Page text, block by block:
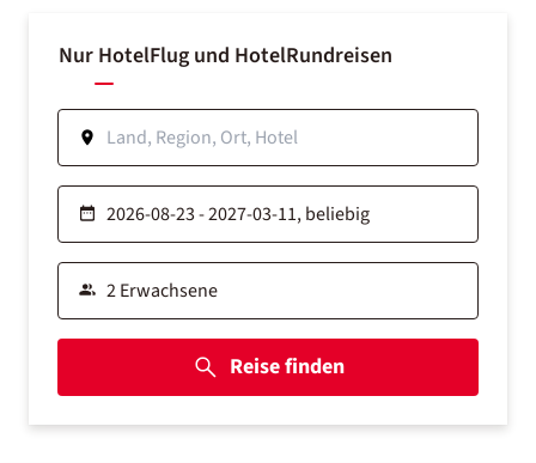
Nur HotelFlug und HotelRundreisen
Reise finden